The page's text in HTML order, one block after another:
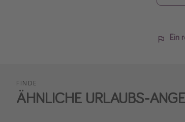
Ein
FINDE
ÄHNLICHE URLAUBS-